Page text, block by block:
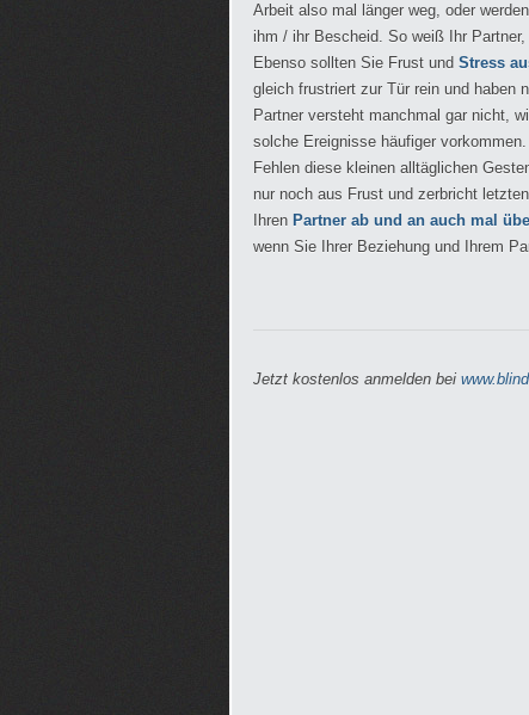
Arbeit also mal länger weg, oder
ihm / ihr Bescheid. So weiß Ihr
Ebenso sollten Sie Frust und Stress
gleich frustriert zur Tür rein und haben
Partner versteht manchmal gar nicht,
solche Ereignisse häufiger vorkommen.
Fehlen diese kleinen alltäglichen
nur noch aus Frust und zerbricht
Ihren Partner ab und an auch mal
wenn Sie Ihrer Beziehung und Ihrem
Jetzt kostenlos anmelden bei